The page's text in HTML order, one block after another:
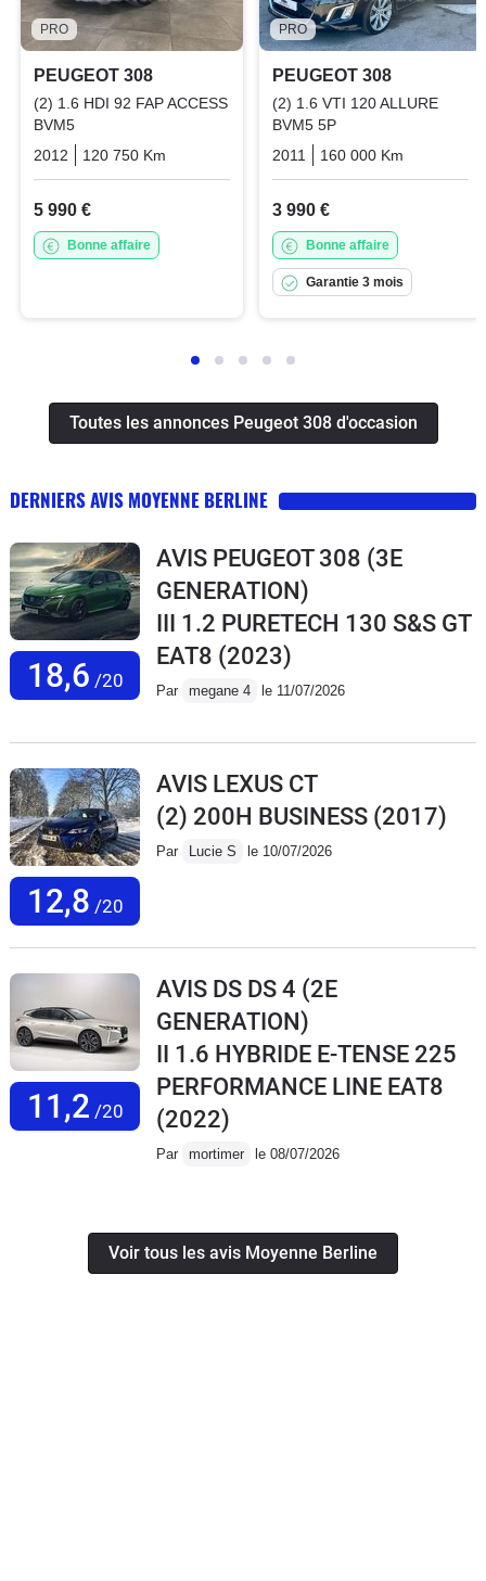
PRO
PEUGEOT 308
(2) 1.6 HDI 92 FAP ACCESS
BVM5
2012
120 750 Km Diesel
5 990 €
Bonne affaire
PRO
PEUGEOT 308
(2) 1.6 VTI 120 ALLURE
BVM5 5P
2011
160 000 Km
3 990 €
Bonne affaire
Garantie 3 mois
Toutes les annonces Peugeot 308 d'occasion
DERNIERS AVIS MOYENNE BERLINE
18,6 /20
AVIS PEUGEOT 308 (3E
GENERATION)
III 1.2 PURETECH 130 S&S GT
EAT8 (2023)
Par megane 4 le 11/07/2026
12,8 /20
AVIS LEXUS CT
(2) 200H BUSINESS (2017)
Par Lucie S le 10/07/2026
11,2 /20
AVIS DS DS 4 (2E
GENERATION)
II 1.6 HYBRIDE E-TENSE 225
PERFORMANCE LINE EAT8
(2022)
Par mortimer le 08/07/2026
Voir tous les avis Moyenne Berline